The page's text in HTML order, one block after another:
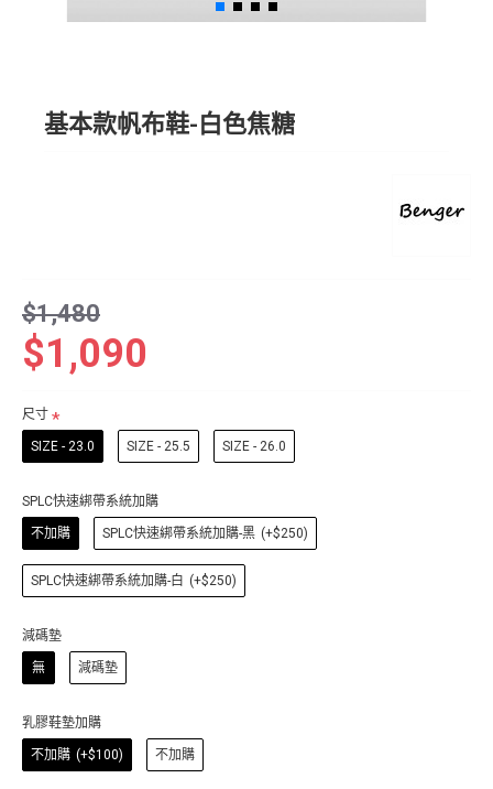
基本款帆布鞋-白色焦糖
$1,090
$1,480
尺寸
SIZE - 23.0 SIZE - 25.5 SIZE - 26.0
SPLC快速綁帶系統加購
不加購 SPLC快速綁帶系統加購-黑 (+$250)
SPLC快速綁帶系統加購-白 (+$250)
減碼墊
無 減碼墊
乳膠鞋墊加購
不加購 (+$100) 不加購